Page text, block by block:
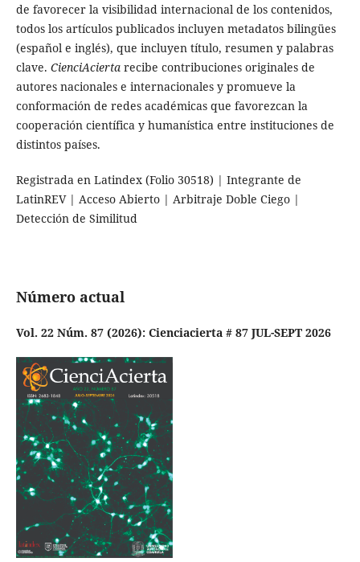
de favorecer la visibilidad internacional de los contenidos,
todos los artículos publicados incluyen metadatos bilingües
(español e inglés), que incluyen título, resumen y palabras
clave. CienciAciertarecibe contribuciones originales de
autores nacionales e internacionales y promueve la
conformación de redes académicas que favorezcan la
cooperación científica y humanística entre instituciones de
distintos países.
Registrada en Latindex (Folio 30518) | Integrante de
LatinREV | Acceso Abierto | Arbitraje Doble Ciego |
Detección de Similitud
Número actual
Vol. 22 Núm. 87 (2026): Cienciacierta # 87 JUL-SEPT 2026